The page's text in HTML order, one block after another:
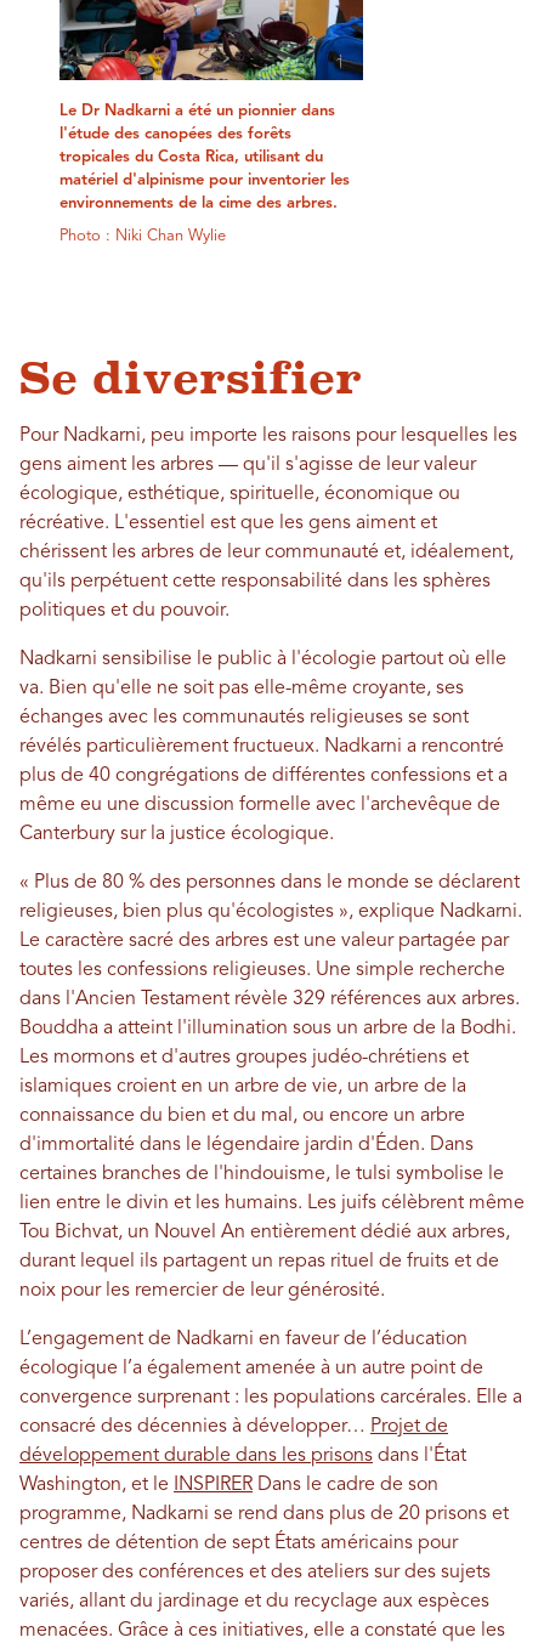
Le Dr Nadkarni a été un pionnier dans
l'étude des canopées des forêts
tropicales du Costa Rica, utilisant du
matériel d'alpinisme pour inventorier les
environnements de la cime des arbres.
Photo : Niki Chan Wylie
Se diversifier
Pour Nadkarni, peu importe les raisons pour lesquelles les
gens aiment les arbres — qu'il s'agisse de leur valeur
écologique, esthétique, spirituelle, économique ou
récréative. L'essentiel est que les gens aiment et
chérissent les arbres de leur communauté et, idéalement,
qu'ils perpétuent cette responsabilité dans les sphères
politiques et du pouvoir.
Nadkarni sensibilise le public à l'écologie partout où elle
va. Bien qu'elle ne soit pas elle-même croyante, ses
échanges avec les communautés religieuses se sont
révélés particulièrement fructueux. Nadkarni a rencontré
plus de 40 congrégations de différentes confessions et a
même eu une discussion formelle avec l'archevêque de
Canterbury sur la justice écologique.
« Plus de 80 % des personnes dans le monde se déclarent
religieuses, bien plus qu'écologistes », explique Nadkarni.
Le caractère sacré des arbres est une valeur partagée par
toutes les confessions religieuses. Une simple recherche
dans l'Ancien Testament révèle 329 références aux arbres.
Bouddha a atteint l'illumination sous un arbre de la Bodhi.
Les mormons et d'autres groupes judéo-chrétiens et
islamiques croient en un arbre de vie, un arbre de la
connaissance du bien et du mal, ou encore un arbre
d'immortalité dans le légendaire jardin d'Éden. Dans
certaines branches de l'hindouisme, le tulsi symbolise le
lien entre le divin et les humains. Les juifs célèbrent même
Tou Bichvat, un Nouvel An entièrement dédié aux arbres,
durant lequel ils partagent un repas rituel de fruits et de
noix pour les remercier de leur générosité.
L’engagement de Nadkarni en faveur de l’éducation
écologique l’a également amenée à un autre point de
convergence surprenant : les populations carcérales. Elle a
consacré des décennies à développer… Projet de
développement durable dans les prisons dans l'État
Washington, et le
INSPIRER Dans le cadre de son
programme, Nadkarni se rend dans plus de 20 prisons et
centres de détention de sept États américains pour
proposer des conférences et des ateliers sur des sujets
variés, allant du jardinage et du recyclage aux espèces
menacées. Grâce à ces initiatives, elle a constaté que les